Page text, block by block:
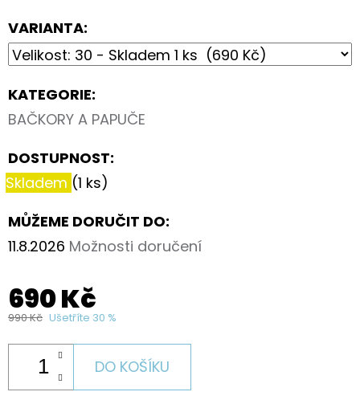
VARIANTA:
KATEGORIE:
BAČKORY A PAPUČE
DOSTUPNOST:
Skladem (1 ks)
MŮŽEME DORUČIT DO:
11.8.2026 Možnosti doručení
690 Kč
990 Kč Ušetříte 30 %
DO KOŠÍKU